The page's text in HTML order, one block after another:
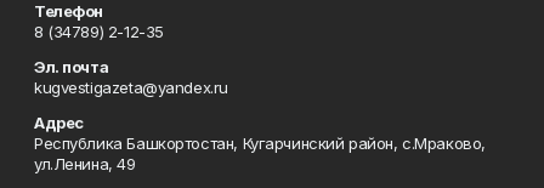
Телефон
8 (34789) 2-12-35
Эл. почта
kugvestigazeta@yandex.ru
Адрес
Республика Башкортостан, Кугарчинский район, с.Мраково,
ул.Ленина, 49